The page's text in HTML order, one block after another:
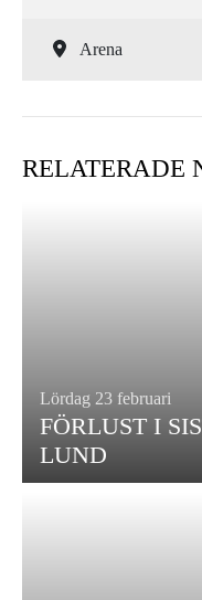
Arena
RELATERADE
Lördag 23 februari
FÖRLUST I
LUND